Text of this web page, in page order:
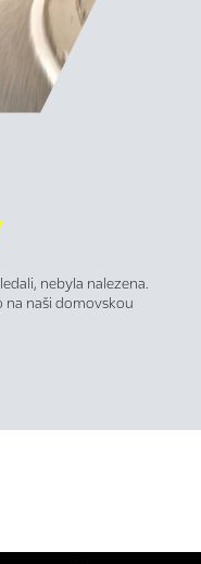
nebyla nalezena.
naši domovskou